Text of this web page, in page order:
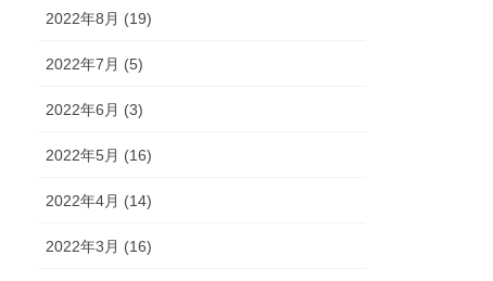
2022年8月 (19)
2022年7月 (5)
2022年6月 (3)
2022年5月 (16)
2022年4月 (14)
2022年3月 (16)